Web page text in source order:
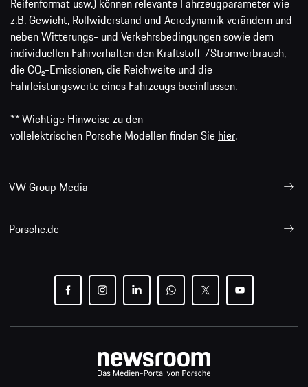
z.B. Gewicht, Rollwiderstand und Aerodynamik verändern und
neben Witterungs- und Verkehrsbedingungen sowie dem
individuellen Fahrverhalten den Kraftstoff-/Stromverbrauch,
die CO₂-Emissionen, die Reichweite und die
Fahrleistungswerte eines Fahrzeugs beeinflussen.
** Wichtige Hinweise zu den
vollelektrischen Porsche Modellen finden Sie hier.
VW Group Media
Porsche.de